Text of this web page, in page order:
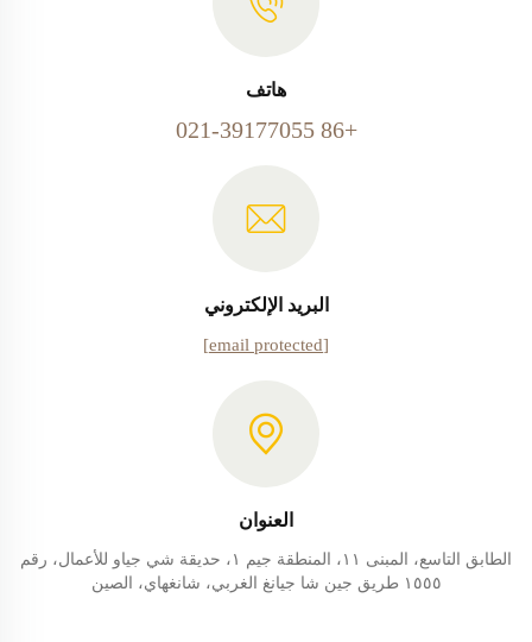
هاتف
+86 021-39177055
البريد الإلكتروني
[email protected]
العنوان
الطابق التاسع، المبنى ١١، المنطقة جيم ١، حديقة شي جياو للأعمال، رقم
١٥٥٥ طريق جين شا جيانغ الغربي، شانغهاي، الصين